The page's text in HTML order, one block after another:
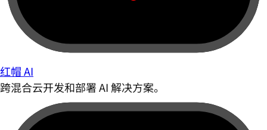
红帽 AI
跨混合云开发和部署 AI 解决方案。